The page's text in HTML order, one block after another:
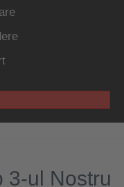
3-ul Nostru